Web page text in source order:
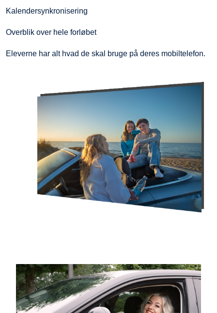
Kalendersynkronisering
Overblik over hele forløbet
Eleverne har alt hvad de skal bruge på deres mobiltelefon.